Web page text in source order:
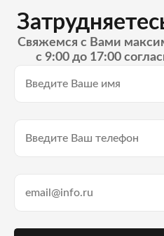
Свяжемся с Вами
с 9:00 до 17:00